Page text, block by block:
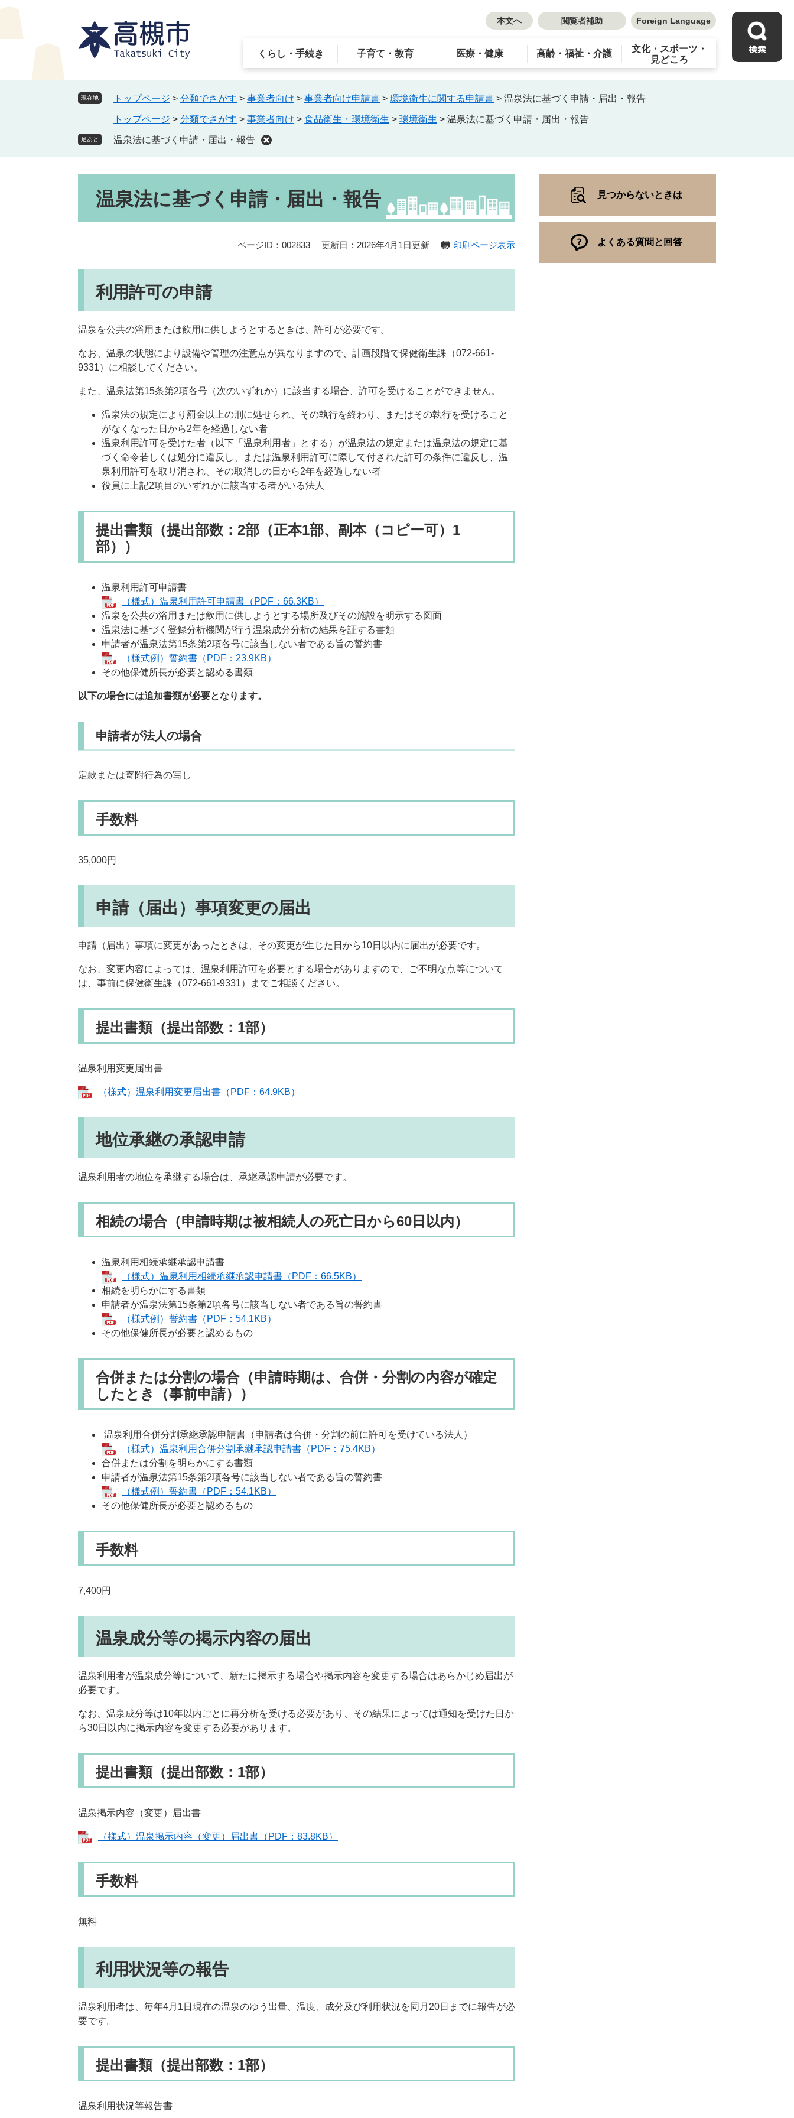
ペ
メ
本文へ 閲覧者補助 Foreign Language
くらし・手続き 子育て・教育 医療・健康 高齢・福祉・介護
文化・スポーツ・
見どころ
現在地 トップページ > 分類でさがす > 事業者向け > 事業者向け申請書 > 環境衛生に関する申請書 > 温泉法に基づく申請・届出・報告
トップページ > 分類でさがす > 事業者向け > 食品衛生・環境衛生 > 環境衛生 > 温泉法に基づく申請・届出・報告
足あと 温泉法に基づく申請・届出・報告
温泉法に基づく申請・届出・報告
ページID：002833 更新日：2026年4月1日更新 印刷ページ表示
利用許可の申請
温泉を公共の浴用または飲用に供しようとするときは、許可が必要です。
なお、温泉の状態により設備や管理の注意点が異なりますので、計画段階で保健衛生課（072-661-
9331）に相談してください。
また、温泉法第15条第2項各号（次のいずれか）に該当する場合、許可を受けることができません。
温泉法の規定により罰金以上の刑に処せられ、その執行を終わり、またはその執行を受けること
がなくなった日から2年を経過しない者
温泉利用許可を受けた者（以下「温泉利用者」とする）が温泉法の規定または温泉法の規定に基
づく命令若しくは処分に違反し、または温泉利用許可に際して付された許可の条件に違反し、温
泉利用許可を取り消され、その取消しの日から2年を経過しない者
役員に上記2項目のいずれかに該当する者がいる法人
提出書類（提出部数：2部（正本1部、副本（コピー可）1
部））
温泉利用許可申請書
（様式）温泉利用許可申請書（PDF：66.3KB）
温泉を公共の浴用または飲用に供しようとする場所及びその施設を明示する図面
温泉法に基づく登録分析機関が行う温泉成分分析の結果を証する書類
申請者が温泉法第15条第2項各号に該当しない者である旨の誓約書
（様式例）誓約書（PDF：23.9KB）
その他保健所長が必要と認める書類
以下の場合には追加書類が必要となります。
申請者が法人の場合
定款または寄附行為の写し
手数料
35,000円
申請（届出）事項変更の届出
申請（届出）事項に変更があったときは、その変更が生じた日から10日以内に届出が必要です。
なお、変更内容によっては、温泉利用許可を必要とする場合がありますので、ご不明な点等について
は、事前に保健衛生課（072-661-9331）までご相談ください。
提出書類（提出部数：1部）
温泉利用変更届出書
（様式）温泉利用変更届出書（PDF：64.9KB）
地位承継の承認申請
温泉利用者の地位を承継する場合は、承継承認申請が必要です。
相続の場合（申請時期は被相続人の死亡日から60日以内）
温泉利用相続承継承認申請書
（様式）温泉利用相続承継承認申請書（PDF：66.5KB）
相続を明らかにする書類
申請者が温泉法第15条第2項各号に該当しない者である旨の誓約書
（様式例）誓約書（PDF：54.1KB）
その他保健所長が必要と認めるもの
合併または分割の場合（申請時期は、合併・分割の内容が確定
したとき（事前申請））
温泉利用合併分割承継承認申請書（申請者は合併・分割の前に許可を受けている法人）
（様式）温泉利用合併分割承継承認申請書（PDF：75.4KB）
合併または分割を明らかにする書類
申請者が温泉法第15条第2項各号に該当しない者である旨の誓約書
（様式例）誓約書（PDF：54.1KB）
その他保健所長が必要と認めるもの
手数料
7,400円
温泉成分等の掲示内容の届出
温泉利用者が温泉成分等について、新たに掲示する場合や掲示内容を変更する場合はあらかじめ届出が
必要です。
なお、温泉成分等は10年以内ごとに再分析を受ける必要があり、その結果によっては通知を受けた日か
ら30日以内に掲示内容を変更する必要があります。
提出書類（提出部数：1部）
温泉掲示内容（変更）届出書
（様式）温泉掲示内容（変更）届出書（PDF：83.8KB）
手数料
無料
利用状況等の報告
温泉利用者は、毎年4月1日現在の温泉のゆう出量、温度、成分及び利用状況を同月20日までに報告が必
要です。
提出書類（提出部数：1部）
温泉利用状況等報告書
見つからないときは
よくある質問と回答